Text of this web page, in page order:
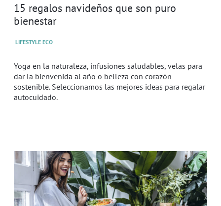
15 regalos navideños que son puro
bienestar
LIFESTYLE ECO
Yoga en la naturaleza, infusiones saludables, velas para
dar la bienvenida al año o belleza con corazón
sostenible. Seleccionamos las mejores ideas para regalar
autocuidado.